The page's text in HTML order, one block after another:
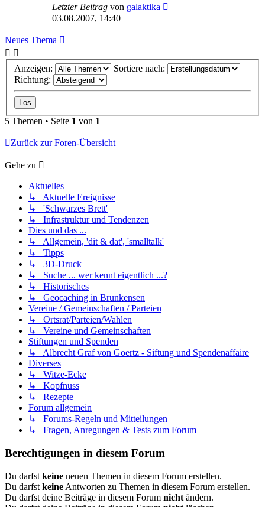
Letzter Beitrag von galaktika
03.08.2007, 14:40
Neues Thema
Anzeigen:
Sortiere nach:
Richtung:
5 Themen • Seite 1 von 1
Zurück zur Foren-Übersicht
Gehe zu
Aktuelles
↳ Aktuelle Ereignisse
↳ 'Schwarzes Brett'
↳ Infrastruktur und Tendenzen
Dies und das ...
↳ Allgemein, 'dit & dat', 'smalltalk'
↳ Tipps
↳ 3D-Druck
↳ Suche ... wer kennt eigentlich ...?
↳ Historisches
↳ Geocaching in Brunkensen
Vereine / Gemeinschaften / Parteien
↳ Ortsrat/Parteien/Wahlen
↳ Vereine und Gemeinschaften
Stiftungen und Spenden
↳ Albrecht Graf von Goertz - Siftung und Spendenaffaire
Diverses
↳ Witze-Ecke
↳ Kopfnuss
↳ Rezepte
Forum allgemein
↳ Forums-Regeln und Mitteilungen
↳ Fragen, Anregungen & Tests zum Forum
Berechtigungen in diesem Forum
Du darfst keine neuen Themen in diesem Forum erstellen.
Du darfst keine Antworten zu Themen in diesem Forum erstellen.
Du darfst deine Beiträge in diesem Forum nicht ändern.